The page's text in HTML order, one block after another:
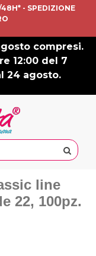
- SPEDIZIONE
compresi.
12:00 del 7
24 agosto.
line
22, 100pz.